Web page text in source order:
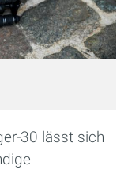
30 lässt sich